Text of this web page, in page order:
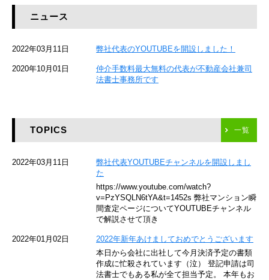
JR総武本線
京成本線
京急空港線
東京メトロ東西線
JR湘南新宿ライン
ニュース
2022年03月11日 弊社代表のYOUTUBEを開設しました！
2020年10月01日
仲介手数料最大無料の代表が不動産会社兼司
法書士事務所です
TOPICS 一覧
2022年03月11日
弊社代表YOUTUBEチャンネルを開設しまし
た
https://www.youtube.com/watch?
v=PzYSQLN6tYA&t=1452s 弊社マンション瞬
間査定ページについてYOUTUBEチャンネル
で解説させて頂き
2022年01月02日
2022年新年あけましておめでとうございます
本日から会社に出社して今月決済予定の書類
作成に忙殺されています（泣） 登記申請は司
法書士でもある私が全て担当予定。 本年もお